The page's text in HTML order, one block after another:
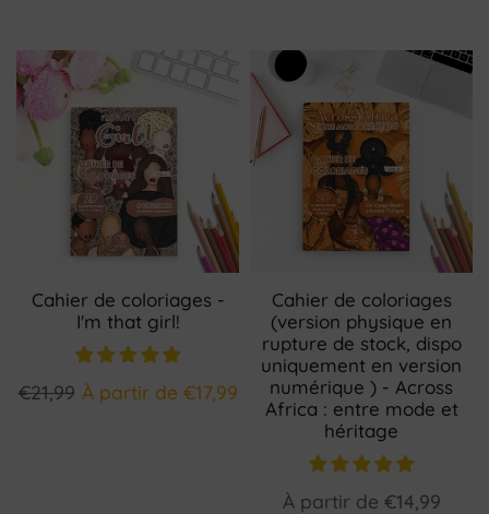
Cahier de coloriages -
I'm that girl!
€21,99 À partir de €17,99
Cahier de coloriages
(version physique en
rupture de stock, dispo
uniquement en version
numérique ) - Across
Africa : entre mode et
héritage
À partir de €14,99